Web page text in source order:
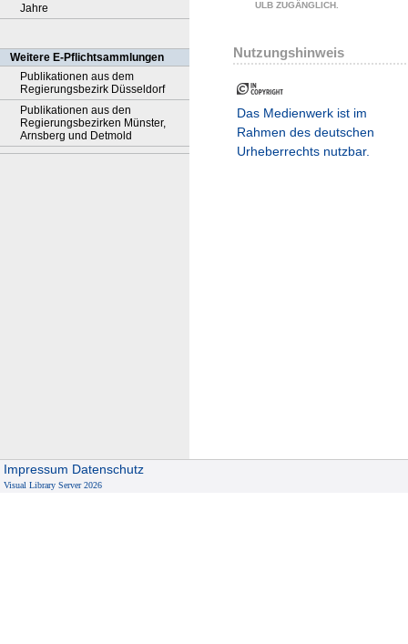
Jahre
Weitere E-Pflichtsammlungen
Publikationen aus dem
Regierungsbezirk Düsseldorf
Publikationen aus den
Regierungsbezirken Münster,
Arnsberg und Detmold
ULB ZUGÄNGLICH.
Nutzungshinweis
Das Medienwerk ist im
Rahmen des deutschen
Urheberrechts nutzbar.
Impressum Datenschutz
Visual Library Server 2026